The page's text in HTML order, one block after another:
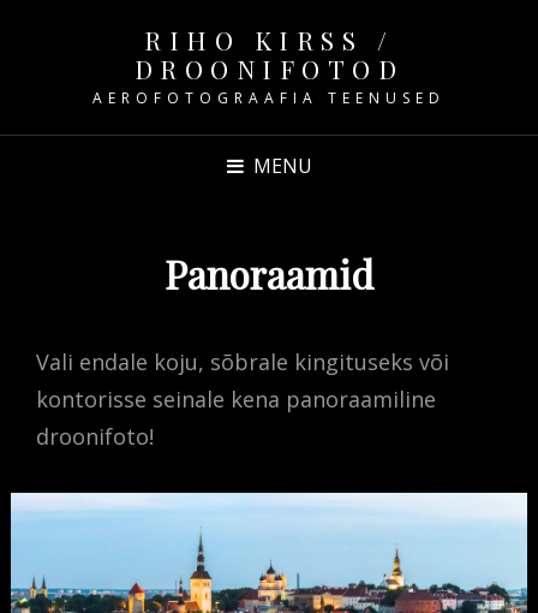
RIHO KIRSS /
DROONIFOTOD
AEROFOTOGRAAFIA TEENUSED
MENU
Panoraamid
Vali endale koju, sõbrale kingituseks või
kontorisse seinale kena panoraamiline
droonifoto!